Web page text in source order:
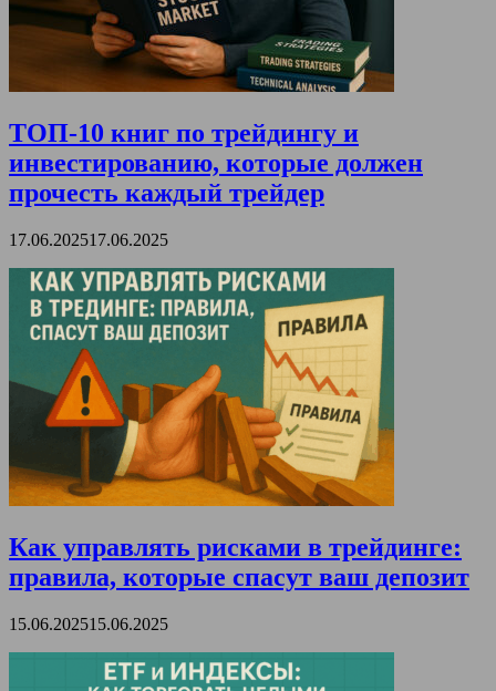
ТОП-10 книг по трейдингу и
инвестированию, которые должен
прочесть каждый трейдер
17.06.202517.06.2025
Как управлять рисками в трейдинге:
правила, которые спасут ваш депозит
15.06.202515.06.2025